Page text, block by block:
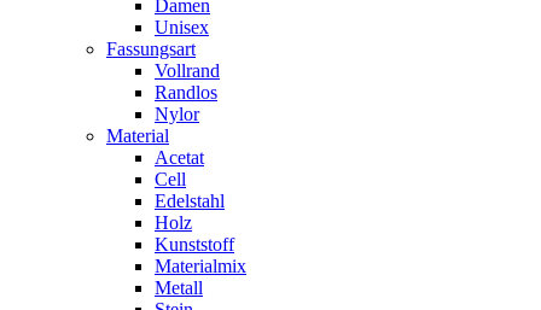
Damen
Unisex
Fassungsart
Vollrand
Randlos
Nylor
Material
Acetat
Cell
Edelstahl
Holz
Kunststoff
Materialmix
Metall